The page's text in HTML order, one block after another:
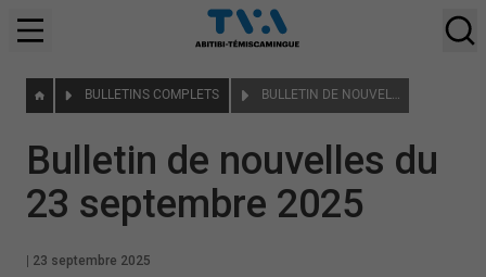
BULLETINS COMPLETS BULLETIN DE NOUVELLES DU 23 SEPTEMBRE 2025
Bulletin de nouvelles du
23 septembre 2025
23 septembre 2025